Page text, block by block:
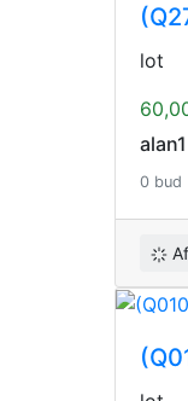
lot
alan1
0 bud